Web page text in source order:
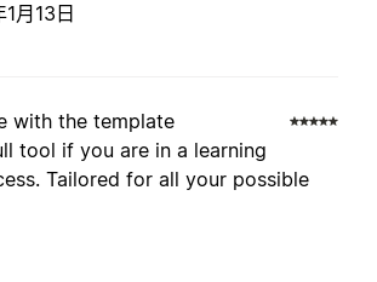
月13日
with the template
tool if you are in a learning
Tailored for all your possible